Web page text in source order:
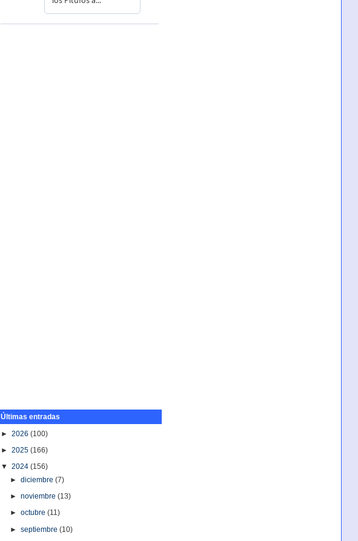
Últimas entradas
►2026(100)
►2025(166)
▼2024(156)
►diciembre(7)
►noviembre(13)
►octubre(11)
►septiembre(10)